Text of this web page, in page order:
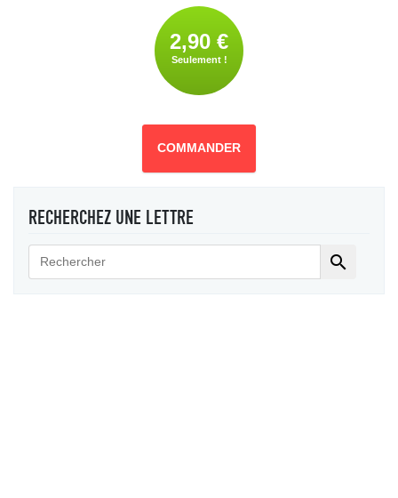
2,90 €
Seulement !
COMMANDER
RECHERCHEZ UNE LETTRE
